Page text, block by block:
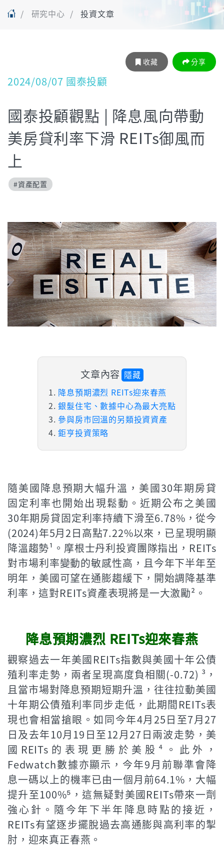
研究中心 投資文章
收藏 分享
2024/08/07 國泰投顧
國泰投顧觀點 | 降息風向帶動
美房貸利率下滑 REITs御風而
上
#資產配置
文章內容 隱藏
降息預期濃烈 REITs迎來春燕
銀髮住宅、數據中心為最大亮點
參與房市回溫的另類投資資產
鉅亨投資策略
隨美國降息預期大幅升溫，美國30年期房貸
固定利率也開始出現鬆動。近期公布之美國
30年期房貸固定利率持續下滑至6.78%，從今
(2024)年5月2日高點7.22%以來，已呈現明顯
降溫趨勢¹。摩根士丹利投資團隊指出，REITs
對市場利率變動的敏感性高，且今年下半年至
明年，美國可望在通膨趨緩下，開始調降基準
利率，這對REITs資產表現將是一大激勵²。
降息預期濃烈 REITs迎來春燕
觀察過去一年美國REITs指數與美國十年公債
殖利率走勢，兩者呈現高度負相關(-0.72) ³，
且當市場對降息預期短期升溫，往往拉動美國
十年期公債殖利率同步走低，此期間REITs表
現也會相當搶眼。如同今年4月25日至7月27
日及去年10月19日至12月27日兩波走勢，美
國REITs的表現更勝於美股⁴。此外，
Fedwatch數據亦顯示，今年9月前聯準會降
息一碼以上的機率已由一個月前64.1%，大幅
提升至100%⁵，這無疑對美國REITs帶來一劑
強心針。隨今年下半年降息時點的接近，
REITs有望逐步擺脫過去高通膨與高利率的掣
肘，迎來真正春燕。